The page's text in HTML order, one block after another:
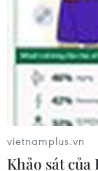
vietnamplus.vn
Khảo sát của